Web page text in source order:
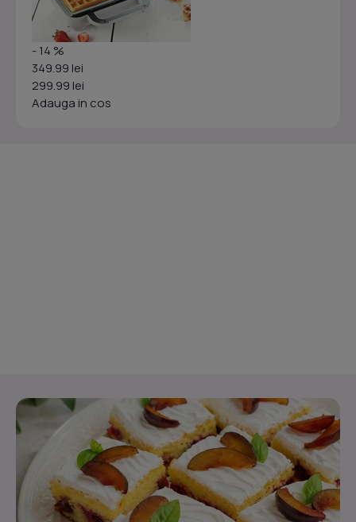
- 14 %
349.99 lei
299.99 lei
Adauga in cos